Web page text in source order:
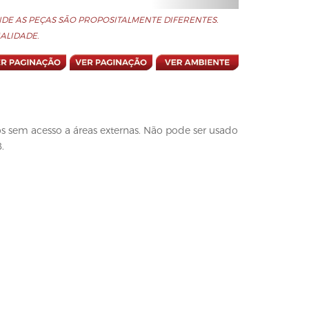
AS PEÇAS SÃO PROPOSITALMENTE DIFERENTES.
acesso a áreas externas. Não pode ser usado